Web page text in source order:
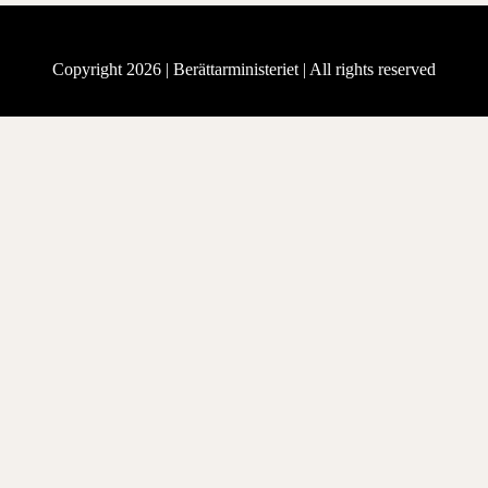
Copyright 2026 | Berättarministeriet | All rights reserved